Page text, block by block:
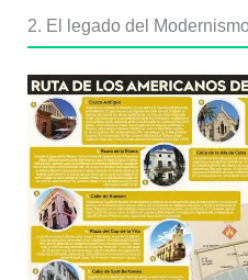
2. El legado del